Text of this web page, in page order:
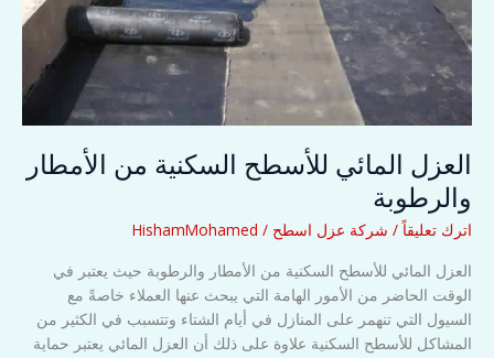
العزل المائي للأسطح السكنية من الأمطار
والرطوبة
اترك تعليقاً / شركة عزل اسطح /
HishamMohamed
العزل المائي للأسطح السكنية من الأمطار والرطوبة حيث يعتبر في
الوقت الحاضر من الأمور الهامة التي يبحث عنها العملاء خاصةً مع
السيول التي تنهمر على المنازل في أيام الشتاء وتتسبب في الكثير من
المشاكل للأسطح السكنية علاوة على ذلك أن العزل المائي يعتبر حماية